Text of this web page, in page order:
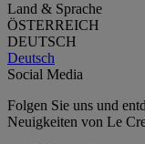
Land & Sprache
ÖSTERREICH
DEUTSCH
Deutsch
Social Media
Folgen Sie uns und
Neuigkeiten von Le